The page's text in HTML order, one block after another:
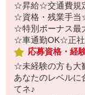
☆昇給☆交通費規
☆資格・残業手当
☆特別ボーナス最
☆車通勤OK☆正社
応募資格・経
☆未経験の方も
あなたのレベルに
てネ♪